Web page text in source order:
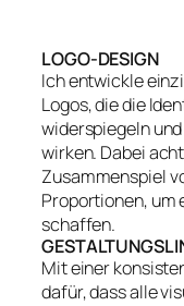
LOGO-DESIGN
Ich entwickle
Logos, die die
widerspiegeln
wirken. Dabei
Zusammenspiel
Proportionen, um
schaffen.
Mit einer
dafür, dass alle